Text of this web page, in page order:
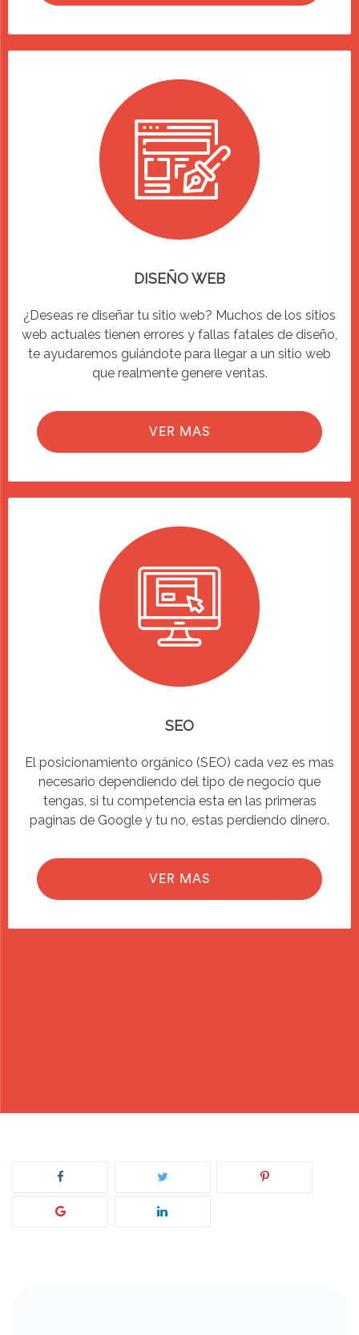
DISEÑO WEB
¿Deseas re diseñar tu sitio web? Muchos de los sitios
web actuales tienen errores y fallas fatales de diseño,
te ayudaremos guiándote para llegar a un sitio web
que realmente genere ventas.
VER MAS
SEO
El posicionamiento orgánico (SEO) cada vez es mas
necesario dependiendo del tipo de negocio que
tengas, si tu competencia esta en las primeras
paginas de Google y tu no, estas perdiendo dinero.
VER MAS